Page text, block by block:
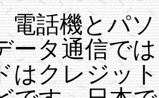
電話機とパ
ータ通信で
はクレジッ